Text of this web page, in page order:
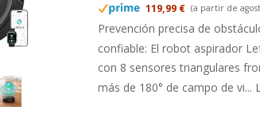
119,99 € (a partir de
Prevención precisa de
confiable: El robot aspirador
con 8 sensores triangulares
más de 180° de campo de vi...